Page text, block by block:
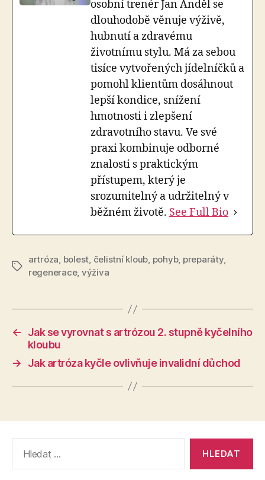
osobní trenér Jan Anděl se
dlouhodobě věnuje výživě,
hubnutí a zdravému
životnímu stylu. Má za sebou
tisíce vytvořených jídelníčků a
pomohl klientům dosáhnout
lepší kondice, snížení
hmotnosti i zlepšení
zdravotního stavu. Ve své
praxi kombinuje odborné
znalosti s praktickým
přístupem, který je
srozumitelný a udržitelný v
běžném životě. See Full Bio
Štítky
artróza, bolest, čelistní kloub, pohyb, preparáty,
regenerace, výživa
←
Jak se vyrovnat s artrózou 2. stupně kyčelního
kloubu
→
Jak artróza kyčle ovlivňuje invalidní důchod
vyhledávání: